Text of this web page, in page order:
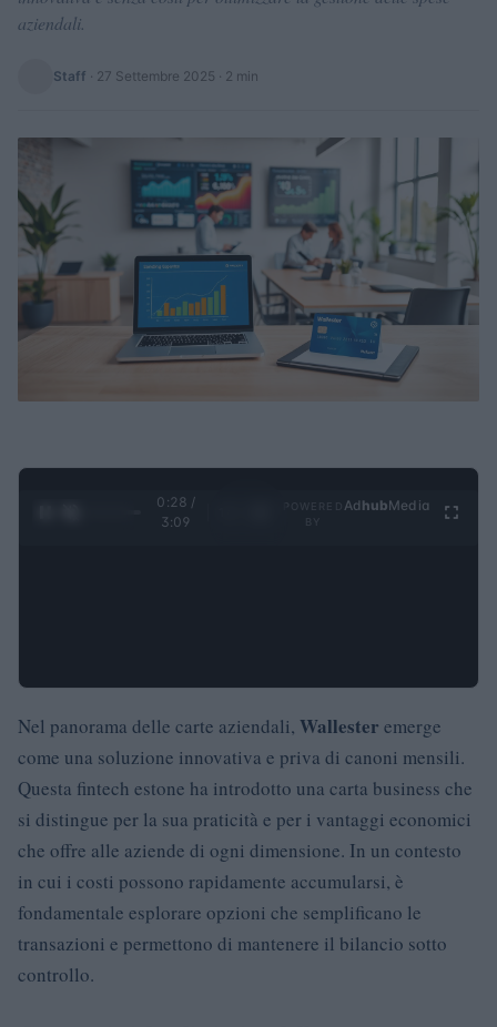
aziendali.
Staff · 27 Settembre 2025 · 2 min
0:28 /
3:09
Ad hubMedia
Nel panorama delle carte aziendali, Wallester emerge
come una soluzione innovativa e priva di canoni mensili.
Questa fintech estone ha introdotto una carta business che
si distingue per la sua praticità e per i vantaggi economici
che offre alle aziende di ogni dimensione. In un contesto
in cui i costi possono rapidamente accumularsi, è
fondamentale esplorare opzioni che semplificano le
transazioni e permettono di mantenere il bilancio sotto
controllo.